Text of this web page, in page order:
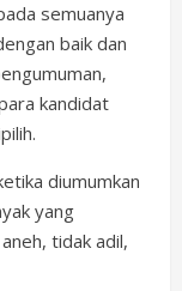
semuanya
baik dan
kandidat
diumumkan
yang
tidak adil,